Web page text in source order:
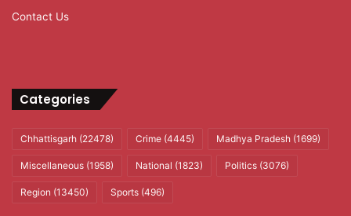
Contact Us
Categories
Chhattisgarh (22478) Crime (4445) Madhya Pradesh (1699)
Miscellaneous (1958) National (1823) Politics (3076)
Region (13450) Sports (496)